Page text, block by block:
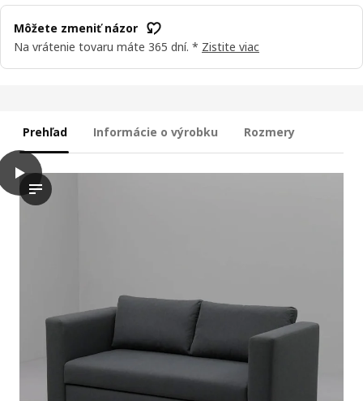
Môžete zmeniť názor
Na vrátenie tovaru máte 365 dní. * Zistite viac
Prehľad Informácie o výrobku Rozmery
play
Video ukazuje proces rozloženia a nastavenia rozkladacej
SKÖNABÄCK 2-pohovka rozkladacia, Vissle žltá-zelená